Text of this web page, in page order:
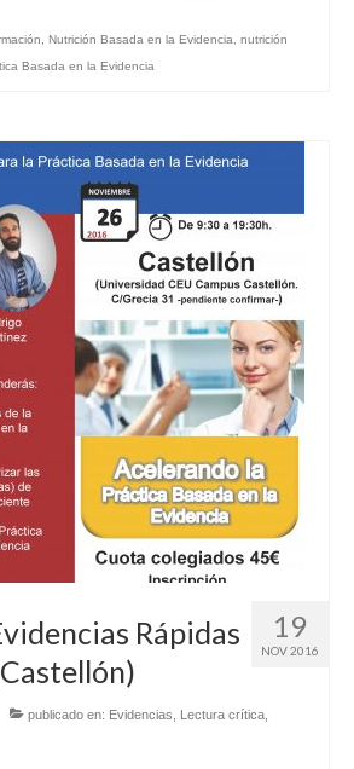
Nutrición Basada en la Evidencia
nutrición
Basada en la Evidencia
19
NOV 2016
Rápidas
publicado en: Evidencias Lectura crítica